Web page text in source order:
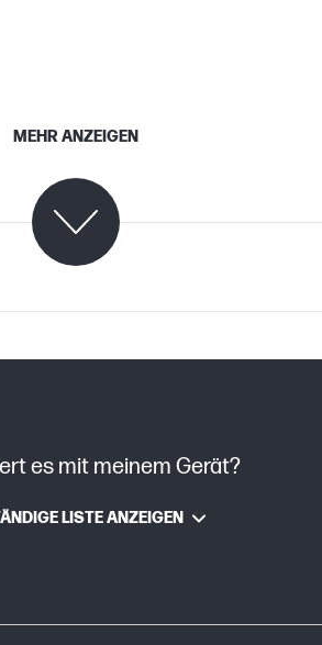
MEHR ANZEIGEN
C07988951 (PDF)
1,3 pl LDW
es mit meinem Gerät?
LISTE ANZEIGEN